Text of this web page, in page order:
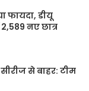
फायदा, डीयू
नए छात्र
से बाहर: टीम